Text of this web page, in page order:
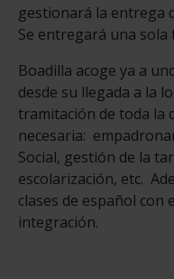
gestionará la entrega
Se entregará una
Boadilla acoge ya a
desde su llegada a la
tramitación de toda la
necesaria:
Social, gestión de la
escolarización, etc.
clases de español con
integración.